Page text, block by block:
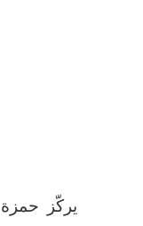
يركّز